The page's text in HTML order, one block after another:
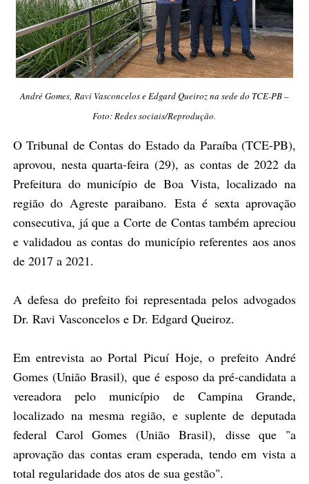
André Gomes, Ravi Vasconcelos e Edgard Queiroz na sede do TCE-PB –
Foto: Redes sociais/Reprodução.
O Tribunal de Contas do Estado da Paraíba (TCE-PB),
aprovou, nesta quarta-feira (29), as contas de 2022 da
Prefeitura do município de Boa Vista, localizado na
região do Agreste paraibano. Esta é sexta aprovação
consecutiva, já que a Corte de Contas também apreciou
e validadou as contas do município referentes aos anos
de 2017 a 2021.
A defesa do prefeito foi representada pelos advogados
Dr. Ravi Vasconcelos e Dr. Edgard Queiroz.
Em entrevista ao Portal Picuí Hoje, o prefeitoAndré
Gomes (União Brasil),que é esposo da pré-candidata a
vereadora pelo município de Campina Grande,
localizado na mesma região, e suplente de deputada
federal Carol Gomes (União Brasil), disse que "a
aprovação das contas eram esperada, tendo em vista a
total regularidade dos atos de sua gestão".